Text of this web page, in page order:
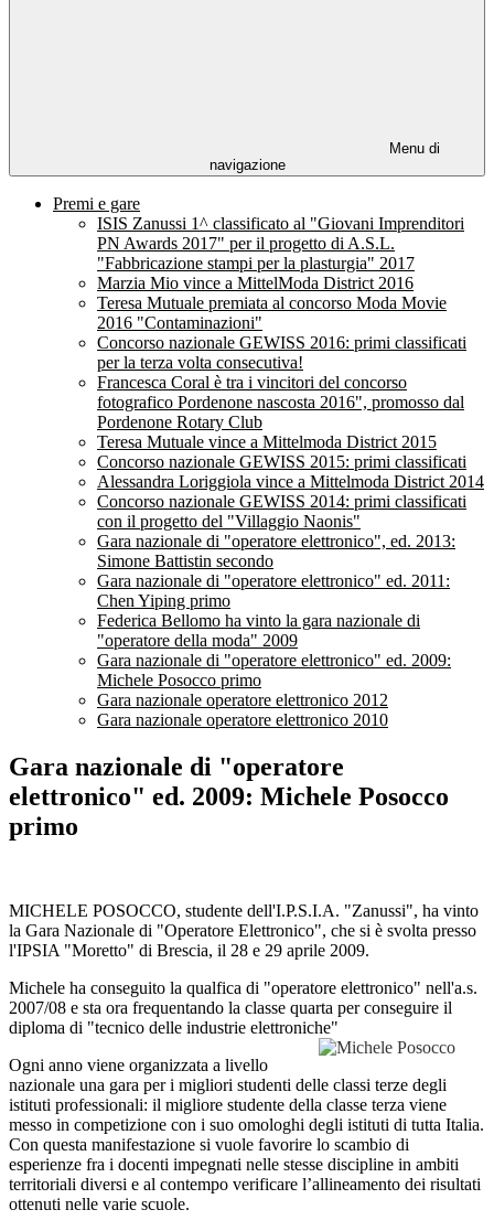
Menu di
navigazione
Premi e gare
ISIS Zanussi 1^ classificato al "Giovani Imprenditori
PN Awards 2017" per il progetto di A.S.L.
"Fabbricazione stampi per la plasturgia" 2017
Marzia Mio vince a MittelModa District 2016
Teresa Mutuale premiata al concorso Moda Movie
2016 "Contaminazioni"
Concorso nazionale GEWISS 2016: primi classificati
per la terza volta consecutiva!
Francesca Coral è tra i vincitori del concorso
fotografico Pordenone nascosta 2016", promosso dal
Pordenone Rotary Club
Teresa Mutuale vince a Mittelmoda District 2015
Concorso nazionale GEWISS 2015: primi classificati
Alessandra Loriggiola vince a Mittelmoda District 2014
Concorso nazionale GEWISS 2014: primi classificati
con il progetto del "Villaggio Naonis"
Gara nazionale di "operatore elettronico", ed. 2013:
Simone Battistin secondo
Gara nazionale di "operatore elettronico" ed. 2011:
Chen Yiping primo
Federica Bellomo ha vinto la gara nazionale di
"operatore della moda" 2009
Gara nazionale di "operatore elettronico" ed. 2009:
Michele Posocco primo
Gara nazionale operatore elettronico 2012
Gara nazionale operatore elettronico 2010
Gara nazionale di "operatore
elettronico" ed. 2009: Michele Posocco
primo
MICHELE POSOCCO, studente dell'I.P.S.I.A. "Zanussi", ha vinto
la Gara Nazionale di "Operatore Elettronico", che si è svolta presso
l'IPSIA "Moretto" di Brescia, il 28 e 29 aprile 2009.
Michele ha conseguito la qualfica di "operatore elettronico" nell'a.s.
2007/08 e sta ora frequentando la classe quarta per conseguire il
diploma di "tecnico delle industrie elettroniche"
Ogni anno viene organizzata a livello
nazionale una gara per i migliori studenti delle classi terze degli
istituti professionali: il migliore studente della classe terza viene
messo in competizione con i suo omologhi degli istituti di tutta Italia.
Con questa manifestazione si vuole favorire lo scambio di
esperienze fra i docenti impegnati nelle stesse discipline in ambiti
territoriali diversi e al contempo verificare l’allineamento dei risultati
ottenuti nelle varie scuole.